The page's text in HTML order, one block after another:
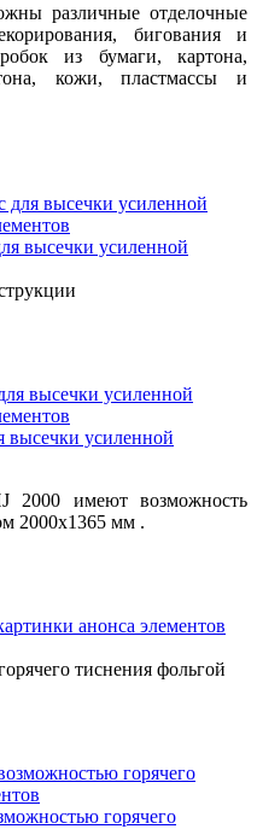
различные отделочные
бигования и
из бумаги, картона,
кожи, пластмассы и
высечки усиленной
высечки усиленной
2000 имеют возможность
2000х1365 мм .
тиснения фольгой
горячего